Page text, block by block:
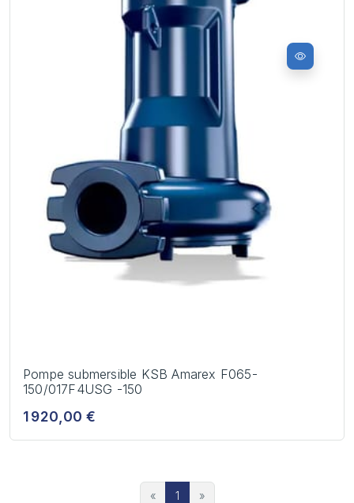
Pompe submersible KSB Amarex F065-
150/017F4USG -150
1 920,00 €
« 1 »